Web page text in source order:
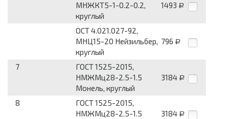
МНЖКТ5-1-0.2-0.2,
круглый
1493 Р
ОСТ 4.021.027-92,
МНЦ15-20 Нейзильбер,
круглый
796 Р
7
ГОСТ 1525-2015,
НМЖМц28-2.5-1.5
Монель, круглый
3184 Р
8
ГОСТ 1525-2015,
НМЖМц28-2.5-1.5
3184 Р